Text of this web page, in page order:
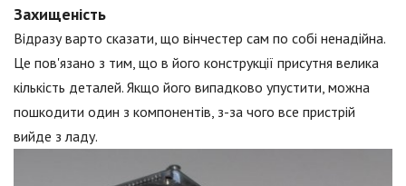
Захищеність
Відразу варто сказати, що вінчестер сам по собі ненадійна.
Це пов'язано з тим, що в його конструкції присутня велика
кількість деталей. Якщо його випадково упустити, можна
пошкодити один з компонентів, з-за чого все пристрій
вийде з ладу.